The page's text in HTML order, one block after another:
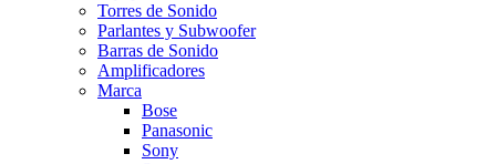
Torres de Sonido
Parlantes y Subwoofer
Barras de Sonido
Amplificadores
Marca
Bose
Panasonic
Sony